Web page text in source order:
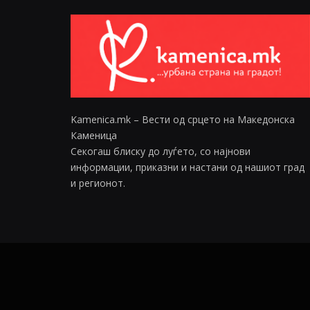
Kamenica.mk – Вести од срцето на Македонска
Каменица
Секогаш блиску до луѓето, со најнови
информации, приказни и настани од нашиот град
и регионот.